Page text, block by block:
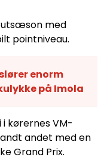
med
pointniveau.
enorm
på Imola
kørernes VM-
andet med en
Grand Prix.